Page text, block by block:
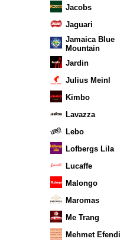
Jacobs
Jaguari
Jamaica Blue
Mountain
Jardin
Julius Meinl
Kimbo
Lavazza
Lebo
Lofbergs Lila
Lucaffe
Malongo
Maromas
Me Trang
Mehmet Efendi